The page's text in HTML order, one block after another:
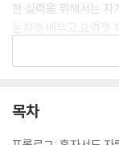
한 실력을 위해서는 자
눈치껏 배우고 요령껏
직서 낼 날짜만 고르
는가? 삽질은 줄이고
이다.
목차